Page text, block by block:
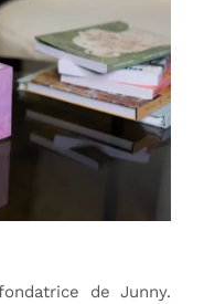
de Junny.